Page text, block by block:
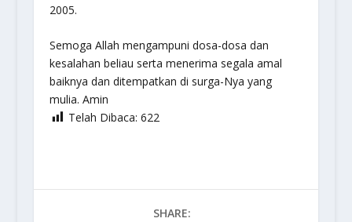
2005.
Semoga Allah mengampuni dosa-dosa dan
kesalahan beliau serta menerima segala amal
baiknya dan ditempatkan di surga-Nya yang
mulia. Amin
Telah Dibaca: 622
SHARE: